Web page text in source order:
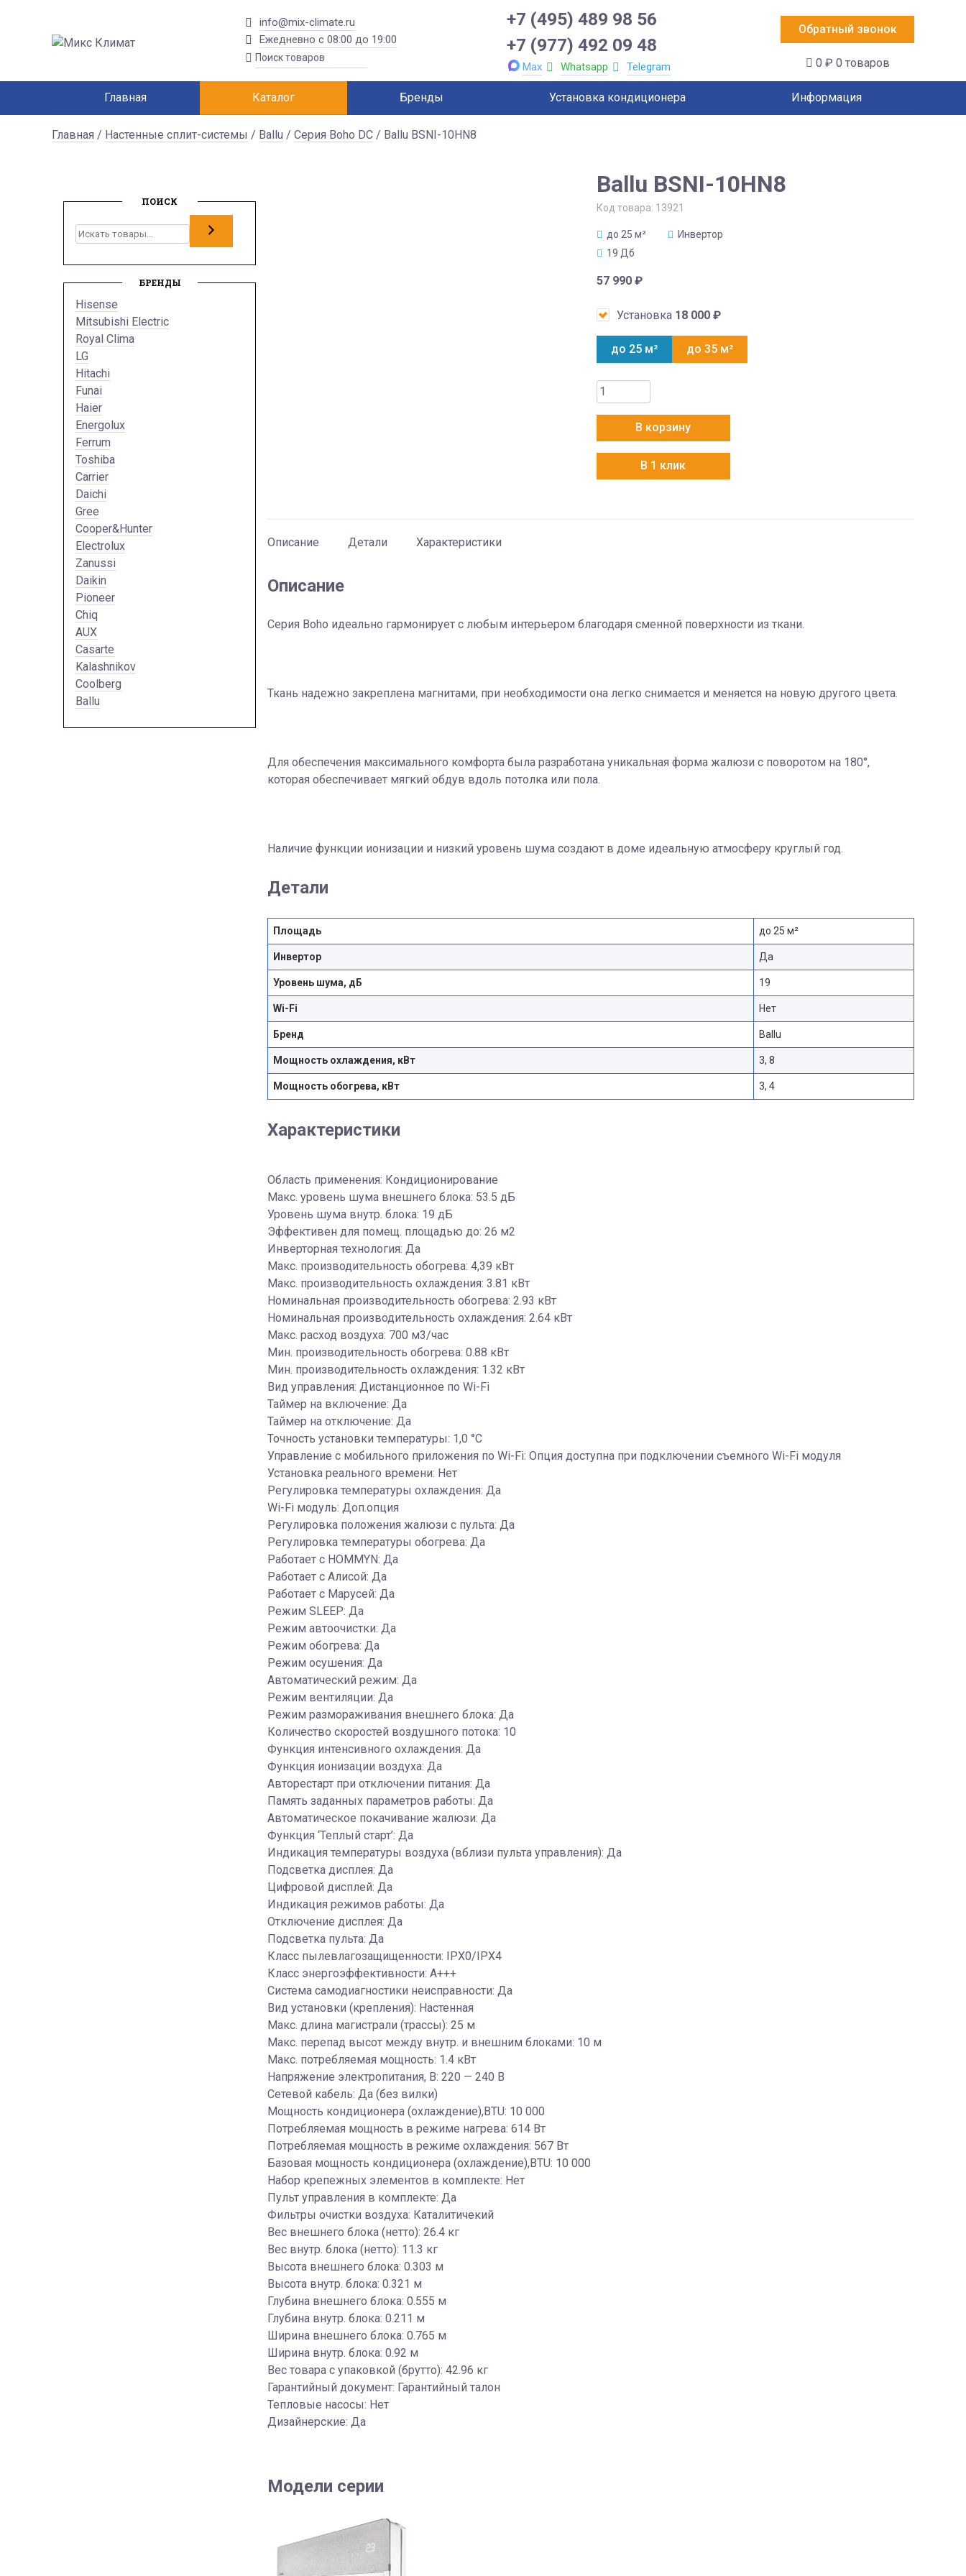
info@mix-climate.ru
Ежедневно с 08:00 до 19:00
+7 (495) 489 98 56
+7 (977) 492 09 48
Max Whatsapp Telegram
Обратный звонок
0 ₽ 0 товаров
Главная Каталог Бренды Установка кондиционера Информация
Главная / Настенные сплит-системы / Ballu / Серия Boho DC / Ballu BSNI-10HN8
Ballu BSNI-10HN8
Код товара: 13921
до 25 м²
Инвертор
19 Дб
57 990 ₽
Установка 18 000 ₽
до 25 м² до 35 м²
Количество
товара
BSNI-
10HN8
В корзину
В 1 клик
Описание Детали Характеристики
Описание
Серия Boho идеально гармонирует с любым интерьером благодаря сменной поверхности из ткани.
Ткань надежно закреплена магнитами, при необходимости она легко снимается и меняется на новую другого цвета.
Для обеспечения максимального комфорта была разработана уникальная форма жалюзи с поворотом на 180°,
которая обеспечивает мягкий обдув вдоль потолка или пола.
Наличие функции ионизации и низкий уровень шума создают в доме идеальную атмосферу круглый год.
Детали
Площадь до 25 м²
Инвертор Да
Уровень шума, дБ 19
Wi-Fi Нет
Бренд Ballu
Мощность охлаждения, кВт 3, 8
Мощность обогрева, кВт 3, 4
Характеристики
Область применения: Кондиционирование
Макс. уровень шума внешнего блока: 53.5 дБ
Уровень шума внутр. блока: 19 дБ
Эффективен для помещ. площадью до: 26 м2
Инверторная технология: Да
Макс. производительность обогрева: 4,39 кВт
Макс. производительность охлаждения: 3.81 кВт
Номинальная производительность обогрева: 2.93 кВт
Номинальная производительность охлаждения: 2.64 кВт
Макс. расход воздуха: 700 м3/час
Мин. производительность обогрева: 0.88 кВт
Мин. производительность охлаждения: 1.32 кВт
Вид управления: Дистанционное по Wi-Fi
Таймер на включение: Да
Таймер на отключение: Да
Точность установки температуры: 1,0 °С
Управление c мобильного приложения по Wi-Fi: Опция доступна при подключении съемного Wi-Fi модуля
Установка реального времени: Нет
Регулировка температуры охлаждения: Да
Wi-Fi модуль: Доп.опция
Регулировка положения жалюзи с пульта: Да
Регулировка температуры обогрева: Да
Работает с HOMMYN: Да
Работает с Алисой: Да
Работает с Марусей: Да
Режим SLEEP: Да
Режим автоочистки: Да
Режим обогрева: Да
Режим осушения: Да
Автоматический режим: Да
Режим вентиляции: Да
Режим размораживания внешнего блока: Да
Количество скоростей воздушного потока: 10
Функция интенсивного охлаждения: Да
Функция ионизации воздуха: Да
Авторестарт при отключении питания: Да
Память заданных параметров работы: Да
Автоматическое покачивание жалюзи: Да
Функция ‘Теплый старт’: Да
Индикация температуры воздуха (вблизи пульта управления): Да
Подсветка дисплея: Да
Цифровой дисплей: Да
Индикация режимов работы: Да
Отключение дисплея: Да
Подсветка пульта: Да
Класс пылевлагозащищенности: IPX0/IPX4
Класс энергоэффективности: A+++
Система самодиагностики неисправности: Да
Вид установки (крепления): Настенная
Макс. длина магистрали (трассы): 25 м
Макс. перепад высот между внутр. и внешним блоками: 10 м
Макс. потребляемая мощность: 1.4 кВт
Напряжение электропитания, В: 220 — 240 В
Сетевой кабель: Да (без вилки)
Мощность кондиционера (охлаждение),BTU: 10 000
Потребляемая мощность в режиме нагрева: 614 Вт
Потребляемая мощность в режиме охлаждения: 567 Вт
Базовая мощность кондиционера (охлаждение),BTU: 10 000
Набор крепежных элементов в комплекте: Нет
Пульт управления в комплекте: Да
Фильтры очистки воздуха: Каталитичекий
Вес внешнего блока (нетто): 26.4 кг
Вес внутр. блока (нетто): 11.3 кг
Высота внешнего блока: 0.303 м
Высота внутр. блока: 0.321 м
Глубина внешнего блока: 0.555 м
Глубина внутр. блока: 0.211 м
Ширина внешнего блока: 0.765 м
Ширина внутр. блока: 0.92 м
Вес товара с упаковкой (брутто): 42.96 кг
Гарантийный документ: Гарантийный талон
Тепловые насосы: Нет
Дизайнерские: Да
Модели серии
ПОИСК
Поиск
БРЕНДЫ
Hisense
Mitsubishi Electric
Royal Clima
LG
Hitachi
Funai
Haier
Energolux
Ferrum
Toshiba
Carrier
Daichi
Gree
Cooper&Hunter
Electrolux
Zanussi
Daikin
Pioneer
Chiq
AUX
Casarte
Kalashnikov
Coolberg
Ballu